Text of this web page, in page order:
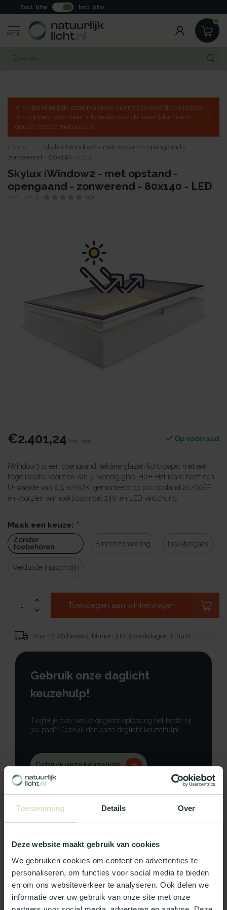
Toestemming Details Over
Deze website maakt gebruik van cookies
We gebruiken cookies om content en advertenties te
personaliseren, om functies voor social media te bieden
en om ons websiteverkeer te analyseren. Ook delen we
informatie over uw gebruik van onze site met onze
Excl. btw Incl. btw
MENU
In verband met de zomervakantie kunnen de levertijden helaas
iets oplopen. Voor meer informatie over de levertijden neem
gerust contact met ons op.
Home
Skylux iWindow2 - met opstand - opengaand -
zonwerend - 80x140 - LED
Skylux iWindow2 - met opstand -
opengaand - zonwerend - 80x140 - LED
SKYLUX (0)
€2.401,24 Incl. btw Op voorraad
iWindow3 is een opengaand heldere glazen lichtkoepel met een
hoge isolatie voorzien van 3-wandig glas. HR++ Het raam heeft een
U-waarde van 0,5 w/m2K. gemonteerd op pvc opstand 20/00EP
en voorzien van elektrospindel 24V, en LED verlichting.
Maak een keuze: *
Zonder
toebehoren
Binnenzonwering Insektengaas
Verduisteringsgordijn
Toevoegen aan winkelwagen
Voor 12:00 besteld, binnen 3 tot 5 werkdagen in huis!
Gebruik onze daglicht
keuzehulp!
Twijfel je over welke daglicht oplossing het beste bij
jou past? Gebruik dan onze daglicht keuzehulp!
Gebruik onze keuzehulp
Specificaties
Reviews